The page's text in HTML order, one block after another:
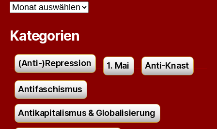
Archiv
Kategorien
(Anti-)Repression 1. Mai Anti-Knast
Antifaschismus
Antikapitalismus & Globalisierung